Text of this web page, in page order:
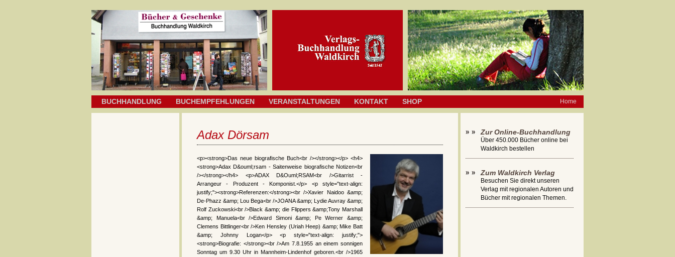
BUCHHANDLUNG BUCHEMPFEHLUNGEN VERANSTALTUNGEN KONTAKT SHOP Home
Adax Dörsam
<p><strong>Das neue biografische Buch<br /></strong></p> <h4>
<strong>Adax D&ouml;rsam - Saitenweise biografische Notizen<br
/></strong></h4> <p>ADAX D&Ouml;RSAM<br />Gitarrist -
Arrangeur - Produzent - Komponist.</p> <p style="text-align:
justify;"><strong>Referenzen:</strong><br />Xavier Naidoo &amp;
De-Phazz &amp; Lou Bega<br />JOANA &amp; Lydie Auvray &amp;
Rolf Zuckowski<br />Black &amp; die Flippers &amp;Tony Marshall
&amp; Manuela<br />Edward Simoni &amp; Pe Werner &amp;
Clemens Bittlinger<br />Ken Hensley (Uriah Heep) &amp; Mike Batt
&amp; Johnny Logan</p> <p style="text-align: justify;">
<strong>Biografie: </strong><br />Am 7.8.1955 an einem sonnigen
Sonntag um 9.30 Uhr in Mannheim-Lindenhof geboren.<br />1965
Zur Online-Buchhandlung
Über 450.000 Bücher online bei
Waldkirch bestellen
Zum Waldkirch Verlag
Besuchen Sie direkt unseren
Verlag mit regionalen Autoren und
Bücher mit regionalen Themen.